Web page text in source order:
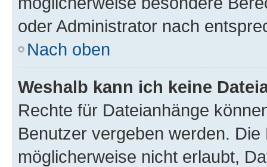
oder Administrator nach
Nach oben
Weshalb kann ich keine
Rechte für Dateianhänge
Benutzer vergeben werden.
möglicherweise nicht erlaubt,